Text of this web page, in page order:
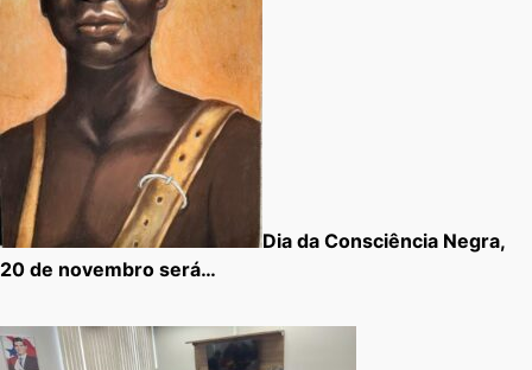
Dia da Consciência Negra,
20 de novembro será…